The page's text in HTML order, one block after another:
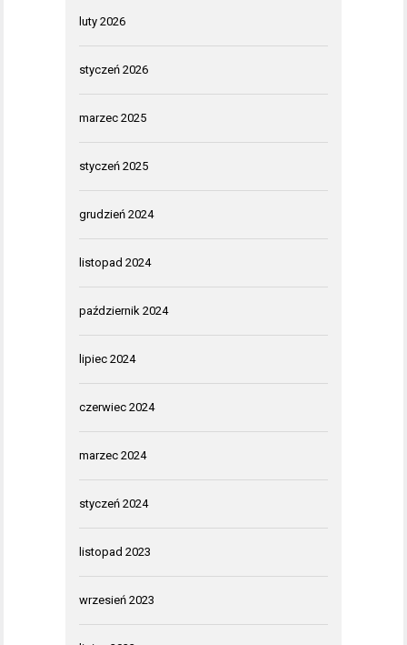
luty 2026
styczeń 2026
marzec 2025
styczeń 2025
grudzień 2024
listopad 2024
październik 2024
lipiec 2024
czerwiec 2024
marzec 2024
styczeń 2024
listopad 2023
wrzesień 2023